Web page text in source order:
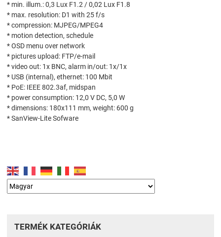
TERMÉK KATEGÓRIÁK
* min. illum.: 0,3 Lux F1.2 / 0,02 Lux F1.8
* max. resolution: D1 with 25 f/s
* compression: MJPEG/MPEG4
* motion detection, schedule
* OSD menu over network
* pictures upload: FTP/e-mail
* video out: 1x BNC, alarm in/out: 1x/1x
* USB (internal), ethernet: 100 Mbit
* PoE: IEEE 802.3af, midspan
* power consumption: 12,0 V DC, 5,0 W
* dimensions: 180x111 mm, weight: 600 g
* SanView-Lite Sofware